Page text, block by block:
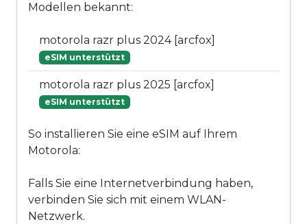
Modellen bekannt:
motorola razr plus 2024 [arcfox]
eSIM unterstützt
motorola razr plus 2025 [arcfox]
eSIM unterstützt
So installieren Sie eine eSIM auf Ihrem
Motorola:
Falls Sie eine Internetverbindung haben,
verbinden Sie sich mit einem WLAN-
Netzwerk.